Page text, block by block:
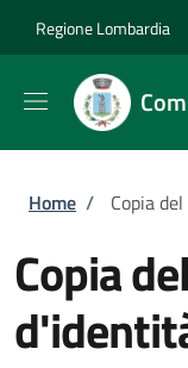
Regione Lombardia
Briciole
Home / Copia
Copia